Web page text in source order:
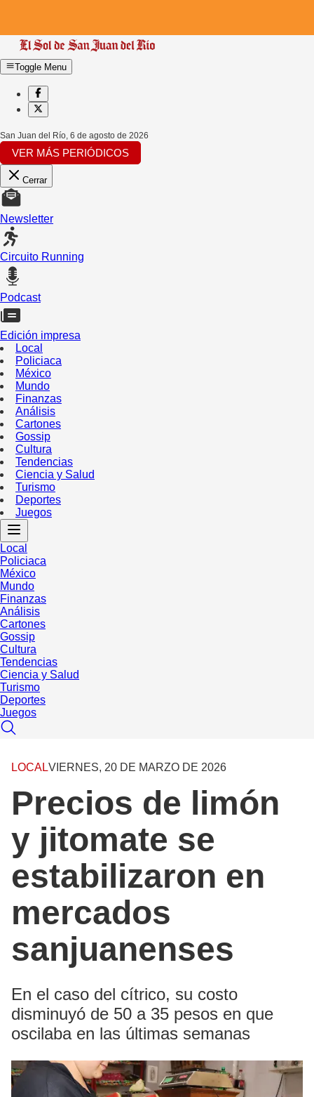
Toggle Menu
San Juan del Río, 6 de agosto de 2026
VER MÁS PERIÓDICOS
Cerrar
Newsletter
Circuito Running
Podcast
Edición impresa
Local
Policiaca
México
Mundo
Finanzas
Análisis
Cartones
Gossip
Cultura
Tendencias
Ciencia y Salud
Turismo
Deportes
Juegos
Local
Policiaca
México
Mundo
Finanzas
Análisis
Cartones
Gossip
Cultura
Tendencias
Ciencia y Salud
Turismo
Deportes
Juegos
LOCALVIERNES, 20 DE MARZO DE 2026
Precios de limón
y jitomate se
estabilizaron en
mercados
sanjuanenses
En el caso del cítrico, su costo
disminuyó de 50 a 35 pesos en que
oscilaba en las últimas semanas